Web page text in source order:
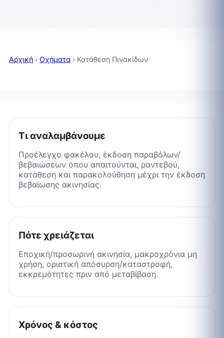
Αρχική› Οχήματα› Κατάθεση Πινακίδων
Τι αναλαμβάνουμε
Προέλεγχο φακέλου, έκδοση παραβόλων/
βεβαιώσεων όπου απαιτούνται, ραντεβού,
κατάθεση και παρακολούθηση μέχρι την έκδοση
βεβαίωσης ακινησίας.
Πότε χρειάζεται
Εποχική/προσωρινή ακινησία, μακροχρόνια μη
χρήση, οριστική απόσυρση/καταστροφή,
εκκρεμότητες πριν από μεταβίβαση.
Χρόνος & κόστος